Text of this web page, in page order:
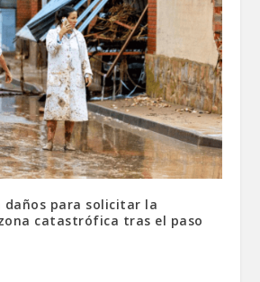
daños para solicitar la
catastrófica tras el paso